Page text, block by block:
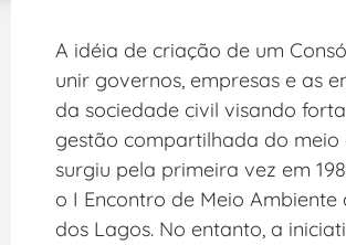
A idéia de criação de um
unir governos, empresas e as
da sociedade civil visando
gestão compartilhada do meio
surgiu pela primeira vez em
o I Encontro de Meio Ambiente
dos Lagos. No entanto, a